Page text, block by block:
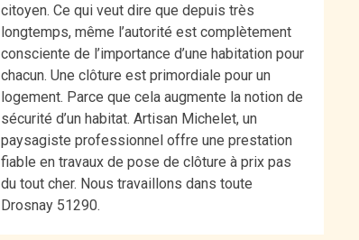
citoyen. Ce qui veut dire que depuis très
longtemps, même l’autorité est complètement
consciente de l’importance d’une habitation pour
chacun. Une clôture est primordiale pour un
logement. Parce que cela augmente la notion de
sécurité d’un habitat. Artisan Michelet, un
paysagiste professionnel offre une prestation
fiable en travaux de pose de clôture à prix pas
du tout cher. Nous travaillons dans toute
Drosnay 51290.